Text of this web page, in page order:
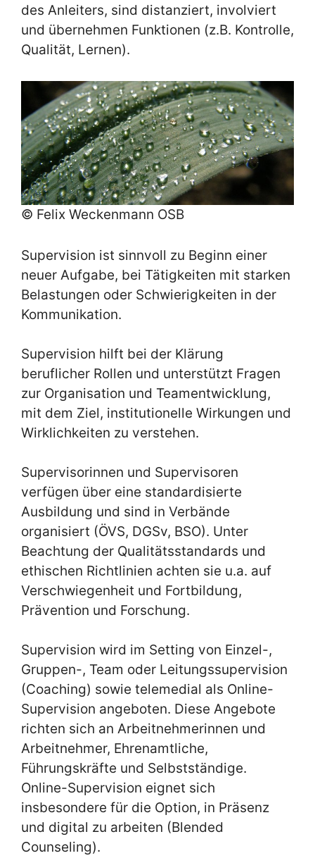
des Anleiters, sind distanziert, involviert
und übernehmen Funktionen (z.B. Kontrolle,
Qualität, Lernen).
© Felix Weckenmann OSB
Supervision ist sinnvoll zu Beginn einer
neuer Aufgabe, bei Tätigkeiten mit starken
Belastungen oder Schwierigkeiten in der
Kommunikation.
Supervision hilft bei der Klärung
beruflicher Rollen und unterstützt Fragen
zur Organisation und Teamentwicklung,
mit dem Ziel, institutionelle Wirkungen und
Wirklichkeiten zu verstehen.
Supervisorinnen und Supervisoren
verfügen über eine standardisierte
Ausbildung und sind in Verbände
organisiert (ÖVS, DGSv, BSO). Unter
Beachtung der Qualitätsstandards und
ethischen Richtlinien achten sie u.a. auf
Verschwiegenheit und Fortbildung,
Prävention und Forschung.
Supervision wird im Setting von Einzel-,
Gruppen-, Team oder Leitungssupervision
(Coaching) sowie telemedial als Online-
Supervision angeboten. Diese Angebote
richten sich an Arbeitnehmerinnen und
Arbeitnehmer, Ehrenamtliche,
Führungskräfte und Selbstständige.
Online-Supervision eignet sich
insbesondere für die Option, in Präsenz
und digital zu arbeiten (Blended
Counseling).